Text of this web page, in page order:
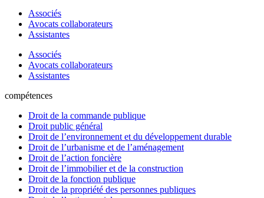
Associés
Avocats collaborateurs
Assistantes
Associés
Avocats collaborateurs
Assistantes
compétences
Droit de la commande publique
Droit public général
Droit de l’environnement et du développement durable
Droit de l’urbanisme et de l’aménagement
Droit de l’action foncière
Droit de l’immobilier et de la construction
Droit de la fonction publique
Droit de la propriété des personnes publiques